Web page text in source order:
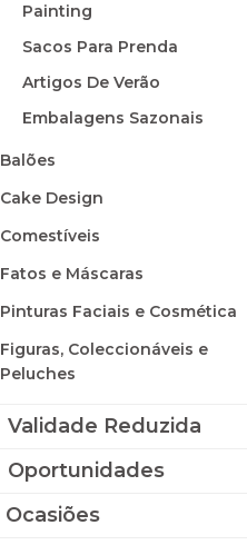
Painting
Sacos Para Prenda
Artigos De Verão
Embalagens Sazonais
Balões
Cake Design
Comestíveis
Fatos e Máscaras
Pinturas Faciais e Cosmética
Figuras, Coleccionáveis e
Peluches
Validade Reduzida
Oportunidades
Ocasiões